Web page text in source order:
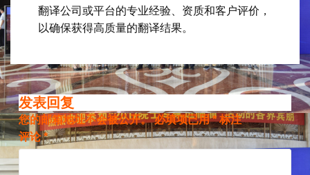
翻译公司或平台的专业经验、资质和客户评价，
以确保获得高质量的翻译结果。
发表回复
您的邮箱地址不会被公开。 必填项已用*标注
评论*